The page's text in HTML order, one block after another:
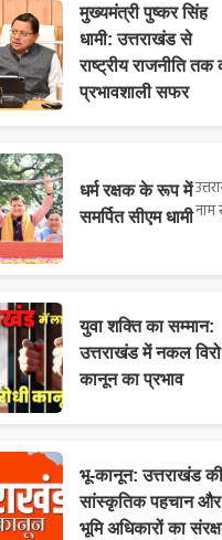
मुख्यमंत्री पुष्कर सिंह
धामी: उत्तराखंड से
राष्ट्रीय राजनीति तक
प्रभावशाली सफर
धर्म रक्षक के रूप में
समर्पित सीएम धामीनाम
युवा शक्ति का सम्मान:
उत्तराखंड में नकल
कानून का प्रभाव
भू-कानून: उत्तराखंड की
सांस्कृतिक पहचान और
भूमि अधिकारों का